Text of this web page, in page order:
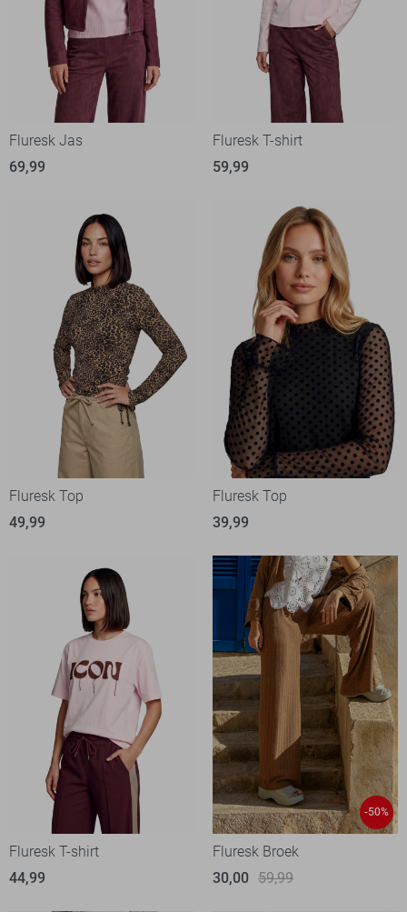
Fluresk Jas
69,99
Fluresk T-shirt
59,99
Fluresk Top
49,99
Fluresk Top
39,99
Fluresk T-shirt
44,99
-50%
Fluresk Broek
30,00 59,99